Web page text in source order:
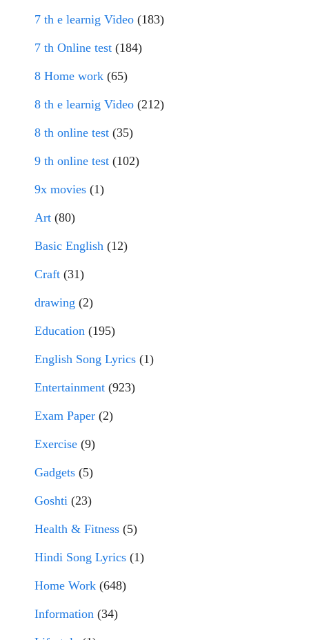
7 th e learnig Video (183)
7 th Online test (184)
8 Home work (65)
8 th e learnig Video (212)
8 th online test (35)
9 th online test (102)
9x movies (1)
Art (80)
Basic English (12)
Craft (31)
drawing (2)
Education (195)
English Song Lyrics (1)
Entertainment (923)
Exam Paper (2)
Exercise (9)
Gadgets (5)
Goshti (23)
Health & Fitness (5)
Hindi Song Lyrics (1)
Home Work (648)
Information (34)